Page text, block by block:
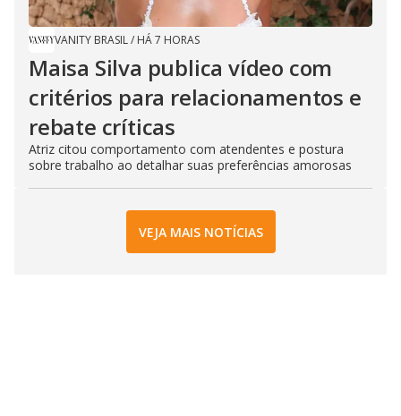
VANITY BRASIL/ HÁ 7 HORAS
Maisa Silva publica vídeo com
critérios para relacionamentos e
rebate críticas
Atriz citou comportamento com atendentes e postura
sobre trabalho ao detalhar suas preferências amorosas
VEJA MAIS NOTÍCIAS